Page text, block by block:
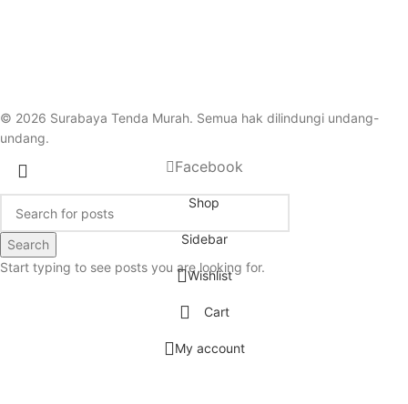
© 2026 Surabaya Tenda Murah. Semua hak dilindungi undang-
undang.
Search
Start typing to see posts you are looking for.
Facebook
Shop
Sidebar
Wishlist
Cart
My account